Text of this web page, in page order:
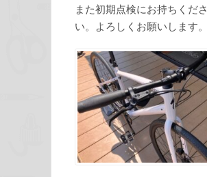
また初期点検にお持ちくださ
い。よろしくお願いします。